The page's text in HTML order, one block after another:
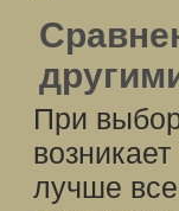
При
лучше